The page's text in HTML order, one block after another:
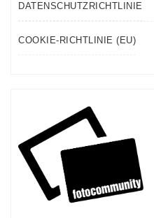
DATENSCHUTZRICHTLINIE
COOKIE-RICHTLINIE (EU)